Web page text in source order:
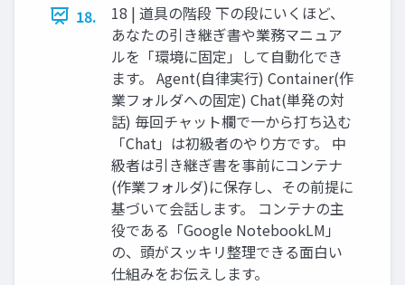
18.
18 | 道具の階段 下の段にいくほど、
あなたの引き継ぎ書や業務マニュア
ルを「環境に固定」して自動化でき
ます。 Agent(自律実行) Container(作
業フォルダへの固定) Chat(単発の対
話) 毎回チャット欄で一から打ち込む
「Chat」は初級者のやり方です。 中
級者は引き継ぎ書を事前にコンテナ
(作業フォルダ)に保存し、その前提に
基づいて会話します。 コンテナの主
役である「Google NotebookLM」
の、頭がスッキリ整理できる面白い
仕組みをお伝えします。